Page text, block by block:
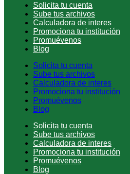
Solicita tu cuenta
Sube tus archivos
Calculadora de interes
Promociona tu institución
Promuévenos
Blog
Solicita tu cuenta
Sube tus archivos
Calculadora de interes
Promociona tu institución
Promuévenos
Blog
Solicita tu cuenta
Sube tus archivos
Calculadora de interes
Promociona tu institución
Promuévenos
Blog